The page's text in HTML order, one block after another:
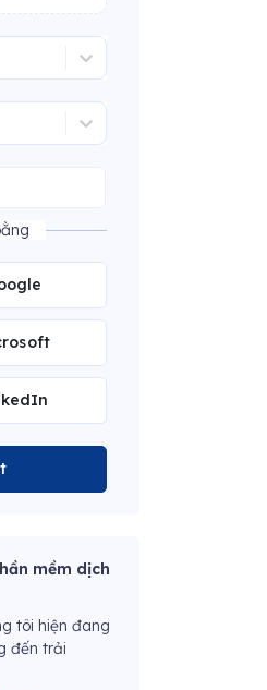
mềm dịch
tôi hiện đang
đến trải